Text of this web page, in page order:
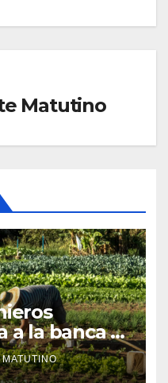
Matutino
a la banca a